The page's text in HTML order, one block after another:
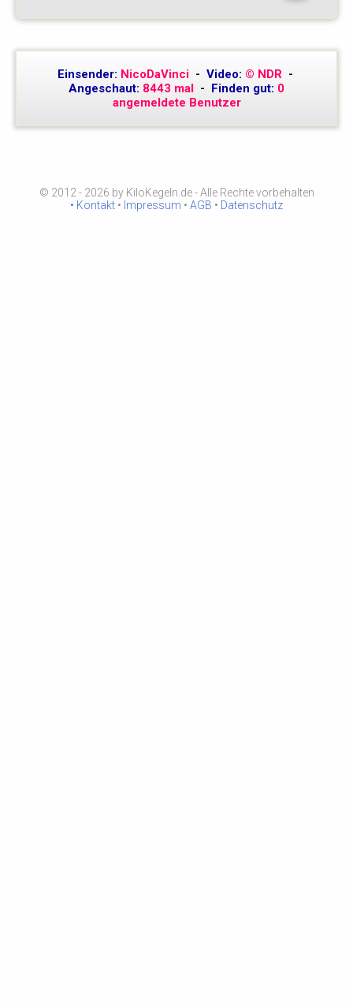
Einsender: NicoDaVinci- Video: © NDR-
Angeschaut: 8443 mal - Finden gut: 0
angemeldete Benutzer
© 2012 - 2026 by KiloKegeln.de - Alle Rechte vorbehalten
• Kontakt • Impressum • AGB • Datenschutz